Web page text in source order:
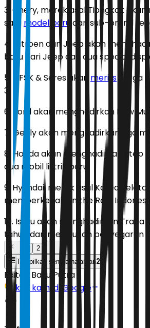
3. Chery, merek asal Tiongkok akan
satu model baru dan sub-brand
4. Citroen dan Jeep akan
baru dari Jeep dan dua special
5. DFSK & Seres akan merilis harga
3.
6. Ford akan menghadirkan New
7. Geely akan menghadirkan tiga
8. Honda akan menghadirkan Step
dua mobil listrik baru.
9. Hyundai, merek asal Korea
memperkenalkan the Real
10. Isuzu akan menghadirkan Traga
tahun dan melakukan penyegaran
2
Tampilkan semua halaman2
Editor: Bayu Putra
Ikuti kami di Google